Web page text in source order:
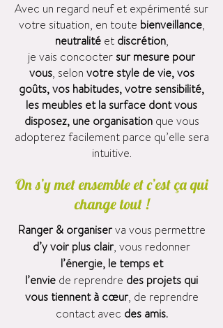
Avec un regard neuf et expérimenté sur
votre situation, en toute bienveillance,
neutralitéet discrétion,
je vais concoctersur mesure pour
vous, selon votre style de vie, vos
goûts, vos habitudes, votre sensibilité,
les meubles et la surface dont vous
disposez, une organisationque vous
adopterez facilement parce qu’elle sera
intuitive.
On s’y met ensemble et c’est ça qui
change tout !
Ranger & organiserva vous permettre
d’y voir plus clair, vous redonner
l’énergie, le temps et
l’envie de reprendre des projets qui
vous tiennent à cœur, de reprendre
contact avec des amis.